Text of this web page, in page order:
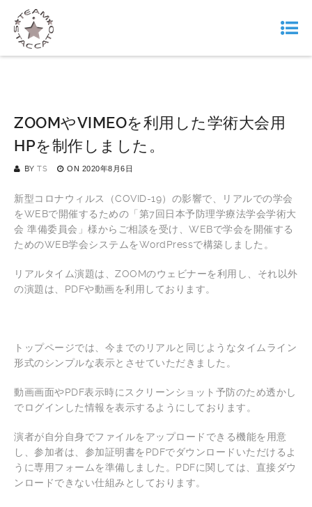
ZOOMやVIMEOを利用した学術大会用
HPを制作しました。
BY TS ON 2020年8月6日
新型コロナウィルス（COVID-19）の影響で、リアルでの学会
をWEBで開催するための「第7回日本予防理学療法学会学術大
会 準備委員会」様からご相談を受け、WEBで学会を開催する
ためのWEB学会システムをWordPressで構築しました。
リアルタイム演題は、ZOOMのウェビナーを利用し、それ以外
の演題は、PDFや動画を利用しております。
トップページでは、今までのリアルと同じようなタイムライン
形式のシンプルな表示とさせていただきました。
動画画面やPDF表示時にスクリーンショット予防のため透かし
でログインした情報を表示するようにしております。
演者が自分自身でファイルをアップロードできる機能を用意
し、参加者は、参加証明書をPDFでダウンロードいただけるよ
うに専用フォームを準備しました。PDFに関しては、直接ダウ
ンロードできない仕組みとしております。